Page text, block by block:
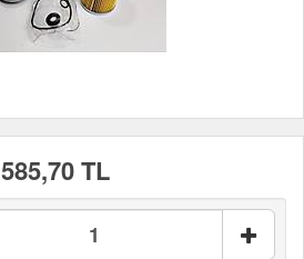
585,70 TL